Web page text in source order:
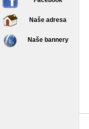
Naše adresa
Naše bannery